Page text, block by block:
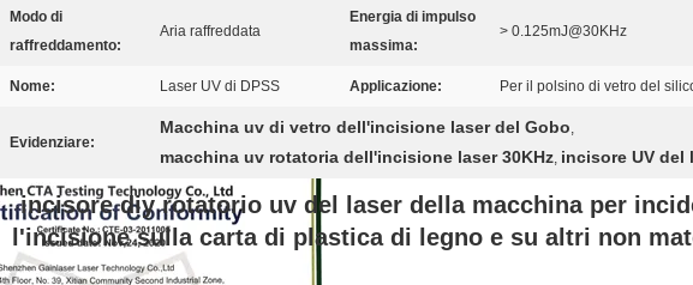
Modo di
raffreddamento:
Aria raffreddata
Energia di impulso
massima:
> 0.125mJ@30KHz
Nome: Laser UV di DPSS Applicazione: Per il polsino di vetro del
Evidenziare:
Macchina uv di vetro dell'incisione laser del Gobo,
macchina uv rotatoria dell'incisione laser 30KHz, incisore UV del
incisore diy rotatorio uv del laser della macchina per
l'incisione sulla carta di plastica di legno e su altri non